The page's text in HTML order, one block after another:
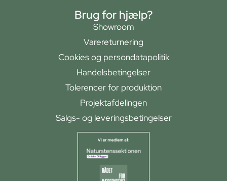
Brug for hjælp?
Showroom
Varereturnering
Cookies og persondatapolitik
Handelsbetingelser
Tolerencer for produktion
Projektafdelingen
Salgs- og leveringsbetingelser